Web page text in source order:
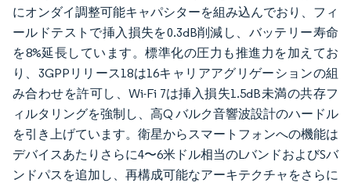
にオンダイ調整可能キャパシターを組み込んでおり、フィ
ールドテストで挿入損失を0.3dB削減し、バッテリー寿命
を8%延長しています。標準化の圧力も推進力を加えてお
り、3GPPリリース18は16キャリアアグリゲーションの組
み合わせを許可し、Wi-Fi 7は挿入損失1.5dB未満の共存フ
ィルタリングを強制し、高Q バルク音響波設計のハードル
を引き上げています。衛星からスマートフォンへの機能は
デバイスあたりさらに4〜6米ドル相当のLバンドおよびSバ
ンドパスを追加し、再構成可能なアーキテクチャをさらに